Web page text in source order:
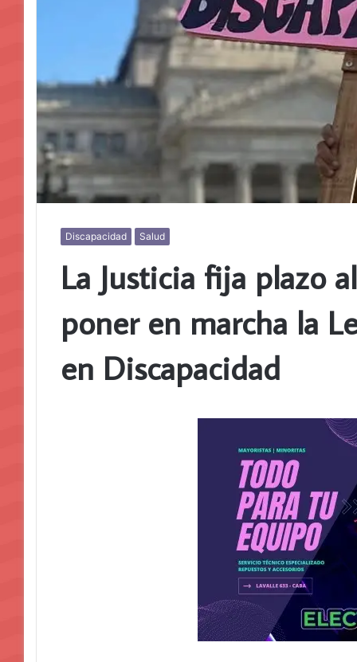
Discapacidad Salud
La Justicia fija plazo
poner en marcha la
en Discapacidad